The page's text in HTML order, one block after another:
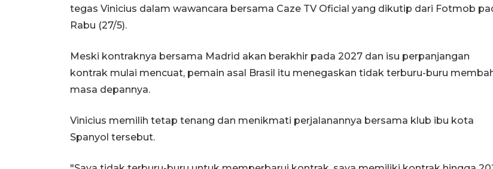
tegas Vinicius dalam wawancara bersama Caze TV Oficial yang dikutip dari Fotmob
Rabu (27/5).
Meski kontraknya bersama Madrid akan berakhir pada 2027 dan isu perpanjangan
kontrak mulai mencuat, pemain asal Brasil itu menegaskan tidak terburu-buru
masa depannya.
Vinicius memilih tetap tenang dan menikmati perjalanannya bersama klub ibu kota
Spanyol tersebut.